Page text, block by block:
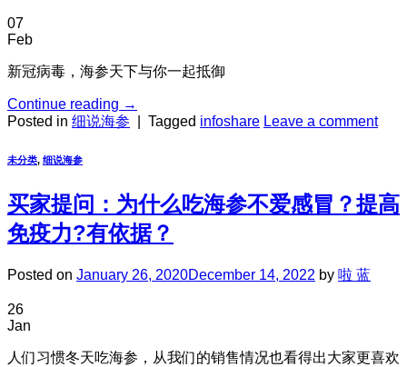
07
Feb
新冠病毒，海参天下与你一起抵御
Continue reading →
Posted in 细说海参 Tagged infoshare Leave a comment
未分类, 细说海参
买家提问：为什么吃海参不爱感冒？提高
免疫力?有依据？
Posted on January 26, 2020December 14, 2022 by 啦 蓝
26
Jan
人们习惯冬天吃海参，从我们的销售情况也看得出大家更喜欢